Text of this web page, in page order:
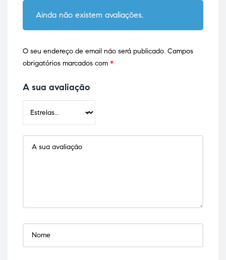
Ainda não existem avaliações.
O seu endereço de email não será publicado. Campos
obrigatórios marcados com *
A sua avaliação